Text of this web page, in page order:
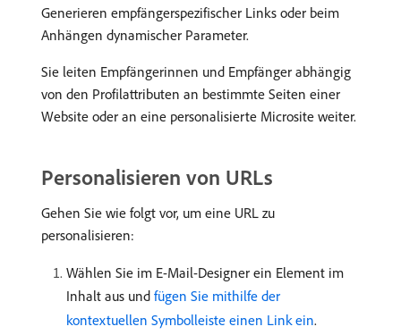
Generieren empfängerspezifischer Links oder beim
Anhängen dynamischer Parameter.
Sie leiten Empfängerinnen und Empfänger abhängig
von den Profilattributen an bestimmte Seiten einer
Website oder an eine personalisierte Microsite weiter.
Personalisieren von URLs
Gehen Sie wie folgt vor, um eine URL zu
personalisieren:
Wählen Sie im E-Mail-Designer ein Element im
Inhalt aus und fügen Sie mithilfe der
kontextuellen Symbolleiste einen Link ein.